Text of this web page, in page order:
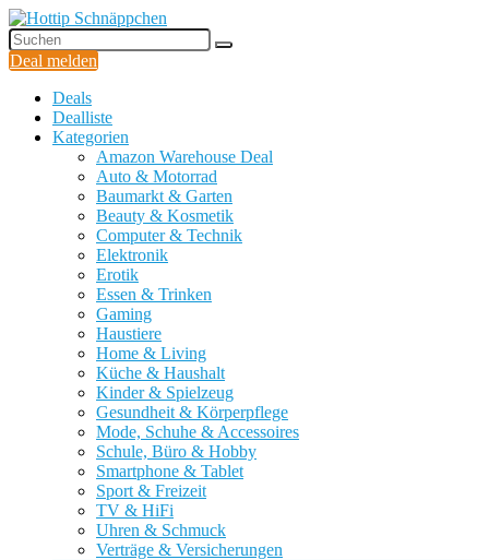
Deal melden
Deals
Dealliste
Kategorien
Amazon Warehouse Deal
Auto & Motorrad
Baumarkt & Garten
Beauty & Kosmetik
Computer & Technik
Elektronik
Erotik
Essen & Trinken
Gaming
Haustiere
Home & Living
Küche & Haushalt
Kinder & Spielzeug
Gesundheit & Körperpflege
Mode, Schuhe & Accessoires
Schule, Büro & Hobby
Smartphone & Tablet
Sport & Freizeit
TV & HiFi
Uhren & Schmuck
Verträge & Versicherungen